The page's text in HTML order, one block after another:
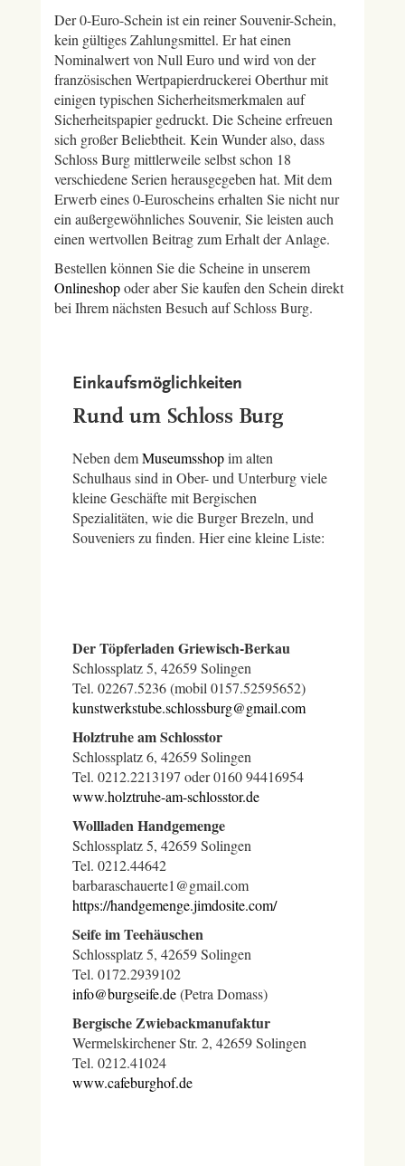
Der 0-Euro-Schein ist ein reiner Souvenir-Schein,
kein gültiges Zahlungsmittel. Er hat einen
Nominalwert von Null Euro und wird von der
französischen Wertpapierdruckerei Oberthur mit
einigen typischen Sicherheitsmerkmalen auf
Sicherheitspapier gedruckt. Die Scheine erfreuen
sich großer Beliebtheit. Kein Wunder also, dass
Schloss Burg mittlerweile selbst schon 18
verschiedene Serien herausgegeben hat. Mit dem
Erwerb eines 0-Euroscheins erhalten Sie nicht nur
ein außergewöhnliches Souvenir, Sie leisten auch
einen wertvollen Beitrag zum Erhalt der Anlage.
Bestellen können Sie die Scheine in unserem
Onlineshopoder aber Sie kaufen den Schein direkt
bei Ihrem nächsten Besuch auf Schloss Burg.
Einkaufsmöglichkeiten
Rund um Schloss Burg
Neben demMuseumsshopim alten
Schulhaus sind in Ober- und Unterburg viele
kleine Geschäfte mit Bergischen
Spezialitäten, wie die Burger Brezeln, und
Souveniers zu finden. Hier eine kleine Liste:
Der TöpferladenGriewisch-Berkau
Schlossplatz 5, 42659 Solingen
Tel. 02267.5236 (mobil 0157.52595652)
kunstwerkstube.schlossburg@gmail.com
Holztruhe am Schlosstor
Schlossplatz 6, 42659 Solingen
Tel. 0212.2213197 oder 0160 94416954
www.holztruhe-am-schlosstor.de
Wollladen Handgemenge
Schlossplatz 5, 42659 Solingen
Tel. 0212.44642
barbaraschauerte1@gmail.com
https://handgemenge.jimdosite.com/
Seife im Teehäuschen
Schlossplatz 5, 42659 Solingen
Tel. 0172.2939102
info@burgseife.de(Petra Domass)
Bergische Zwiebackmanufaktur
Wermelskirchener Str. 2, 42659 Solingen
Tel. 0212.41024
www.cafeburghof.de